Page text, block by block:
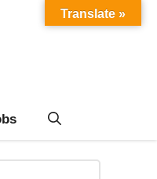
Translate »